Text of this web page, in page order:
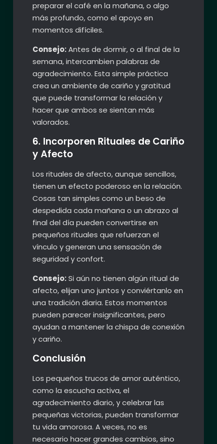
preparar el café en la mañana, o algo
más profundo, como el apoyo en
momentos difíciles.
Consejo:Antes de dormir, o al final de la
semana, intercambien palabras de
agradecimiento. Esta simple práctica
crea un ambiente de cariño y gratitud
que puede transformar la relación y
hacer que ambos se sientan más
valorados.
6. Incorporen Rituales de Cariño
y Afecto
Los rituales de afecto, aunque sencillos,
tienen un efecto poderoso en la relación.
Cosas tan simples como un beso de
despedida cada mañana o un abrazo al
final del día pueden convertirse en
pequeños rituales que refuerzan el
vínculo y generan una sensación de
seguridad y confort.
Consejo:Si aún no tienen algún ritual de
afecto, elijan uno juntos y conviértanlo en
una tradición diaria. Estos momentos
pueden parecer insignificantes, pero
ayudan a mantener la chispa de conexión
y cariño.
Conclusión
Los pequeños trucos de amor auténtico,
como la escucha activa, el
agradecimiento diario, y celebrar las
pequeñas victorias, pueden transformar
tu vida amorosa. A veces, no es
necesario hacer grandes cambios, sino